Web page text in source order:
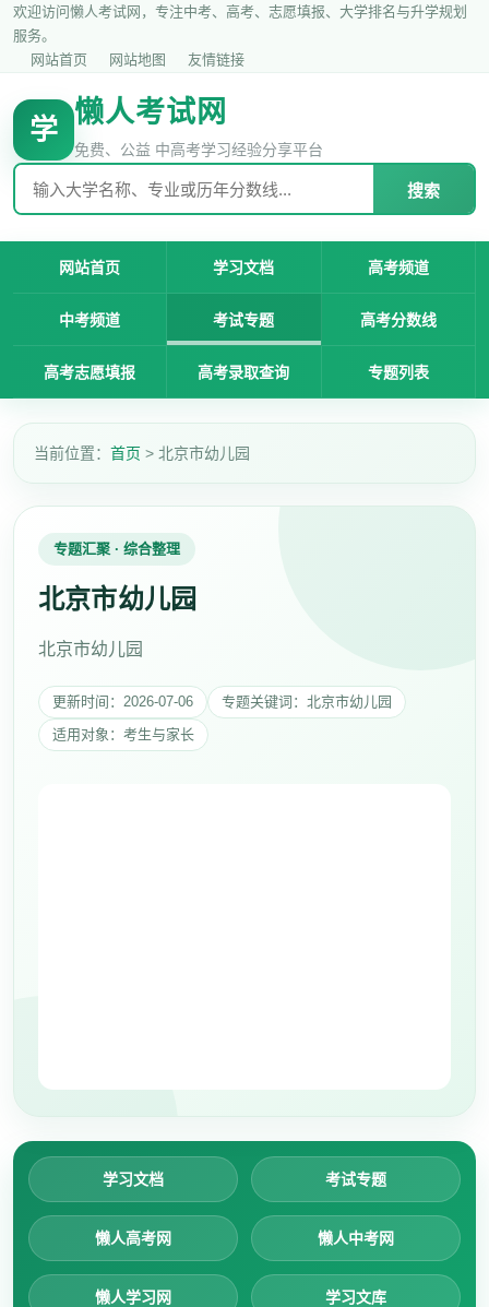
欢迎访问懒人考试网，专注中考、高考、志愿填报、大学排名与升学规划
服务。
网站首页
网站地图 友情链接
学
懒人考试网
免费、公益 中高考学习经验分享平台
搜索
网站首页 学习文档 高考频道
中考频道 考试专题 高考分数线
高考志愿填报 高考录取查询 专题列表
当前位置： 首页 > 北京市幼儿园
专题汇聚 · 综合整理
北京市幼儿园
北京市幼儿园
更新时间：2026-07-06
专题关键词：北京市幼儿园
适用对象：考生与家长
学习文档 考试专题
懒人高考网 懒人中考网
懒人学习网 学习文库